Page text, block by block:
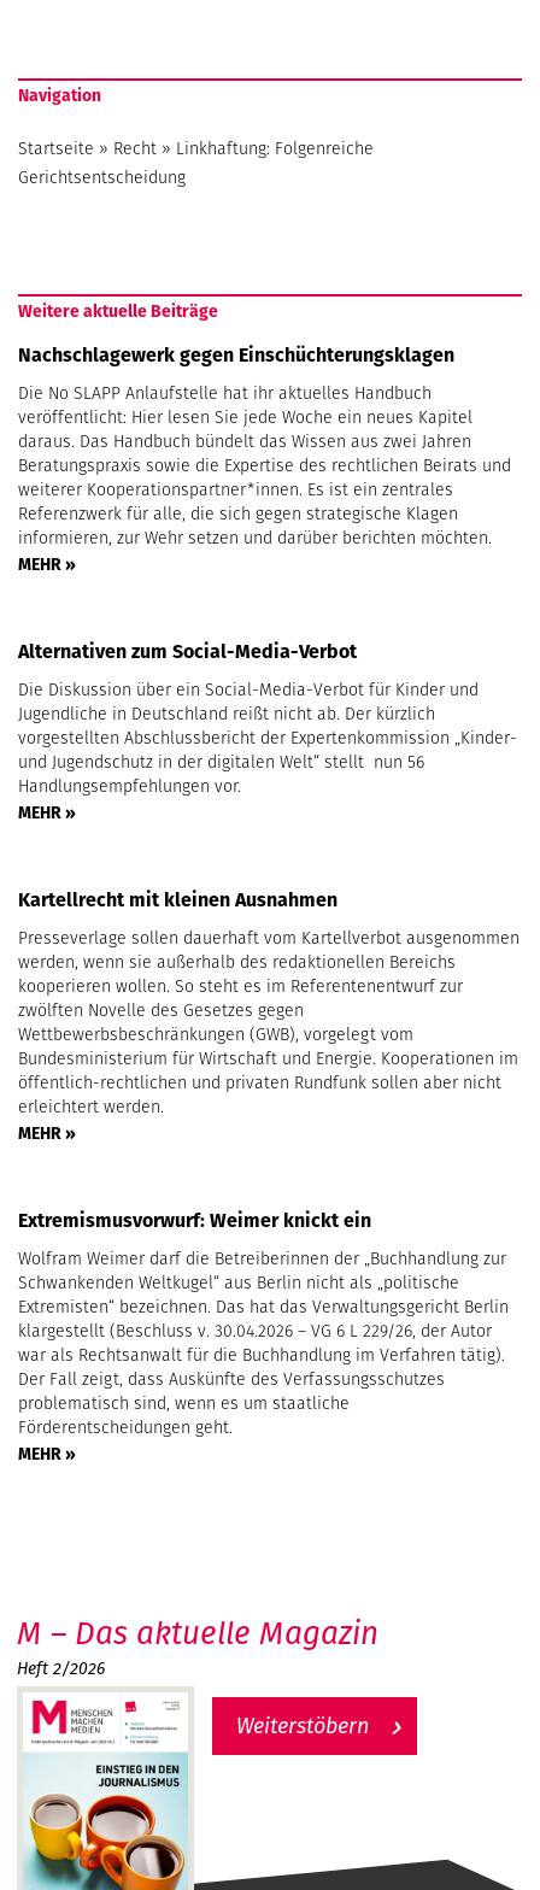
Navigation
Startseite » Recht » Linkhaftung: Folgenreiche
Gerichtsentscheidung
Weitere aktuelle Beiträge
Nachschlagewerk gegen Einschüchterungsklagen
Die No SLAPP Anlaufstelle hat ihr aktuelles Handbuch
veröffentlicht: Hier lesen Sie jede Woche ein neues Kapitel
daraus. Das Handbuch bündelt das Wissen aus zwei Jahren
Beratungspraxis sowie die Expertise des rechtlichen Beirats und
weiterer Kooperationspartner*innen. Es ist ein zentrales
Referenzwerk für alle, die sich gegen strategische Klagen
informieren, zur Wehr setzen und darüber berichten möchten.
MEHR »
Alternativen zum Social-Media-Verbot
Die Diskussion über ein Social-Media-Verbot für Kinder und
Jugendliche in Deutschland reißt nicht ab. Der kürzlich
vorgestellten Abschlussbericht der Expertenkommission „Kinder-
und Jugendschutz in der digitalen Welt“ stellt nun 56
Handlungsempfehlungen vor.
MEHR »
Kartellrecht mit kleinen Ausnahmen
Presseverlage sollen dauerhaft vom Kartellverbot ausgenommen
werden, wenn sie außerhalb des redaktionellen Bereichs
kooperieren wollen. So steht es im Referentenentwurf zur
zwölften Novelle des Gesetzes gegen
Wettbewerbsbeschränkungen (GWB), vorgelegt vom
Bundesministerium für Wirtschaft und Energie. Kooperationen im
öffentlich-rechtlichen und privaten Rundfunk sollen aber nicht
erleichtert werden.
MEHR »
Extremismusvorwurf: Weimer knickt ein
Wolfram Weimer darf die Betreiberinnen der „Buchhandlung zur
Schwankenden Weltkugel“ aus Berlin nicht als „politische
Extremisten“ bezeichnen. Das hat das Verwaltungsgericht Berlin
klargestellt (Beschluss v. 30.04.2026 – VG 6 L 229/26, der Autor
war als Rechtsanwalt für die Buchhandlung im Verfahren tätig).
Der Fall zeigt, dass Auskünfte des Verfassungsschutzes
problematisch sind, wenn es um staatliche
Förderentscheidungen geht.
MEHR »
M – Das aktuelle Magazin
Heft 2/2026
Weiterstöbern